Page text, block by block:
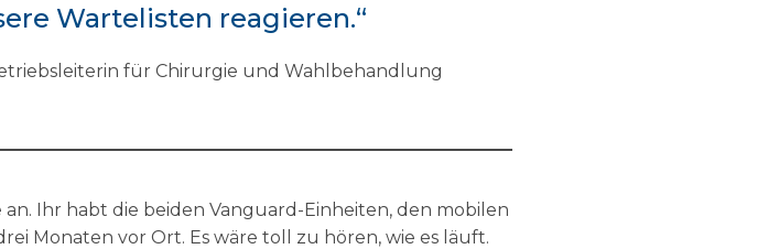
Wartelisten reagieren.“
für Chirurgie und Wahlbehandlung
Ihr habt die beiden Vanguard-Einheiten, den mobilen
Monaten vor Ort. Es wäre toll zu hören, wie es läuft.